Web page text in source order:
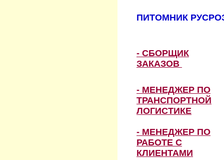
ПИТОМНИК
- СБОРЩИК
ЗАКАЗОВ
- МЕНЕДЖЕР ПО
ТРАНСПОРТНОЙ
ЛОГИСТИКЕ
- МЕНЕДЖЕР ПО
РАБОТЕ С
КЛИЕНТАМИ